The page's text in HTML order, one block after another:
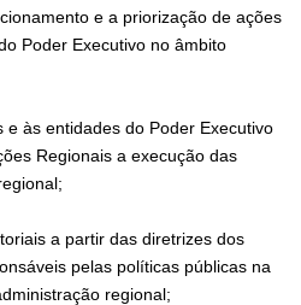
e a priorização de ações
Poder Executivo no âmbito
às entidades do Poder Executivo
Regionais a execução das
a partir das diretrizes dos
pelas políticas públicas na
regional;